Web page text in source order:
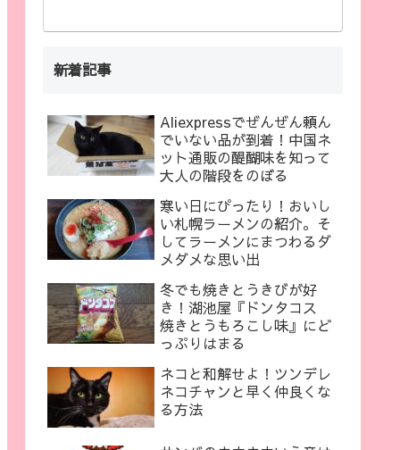
新着記事
Aliexpressでぜんぜん頼ん
でいない品が到着！中国ネ
ット通販の醍醐味を知って
大人の階段をのぼる
寒い日にぴったり！おいし
い札幌ラーメンの紹介。そ
してラーメンにまつわるダ
メダメな思い出
冬でも焼きとうきびが好
き！湖池屋『ドンタコス
焼きとうもろこし味』にど
っぷりはまる
ネコと和解せよ！ツンデレ
ネコチャンと早く仲良くな
る方法